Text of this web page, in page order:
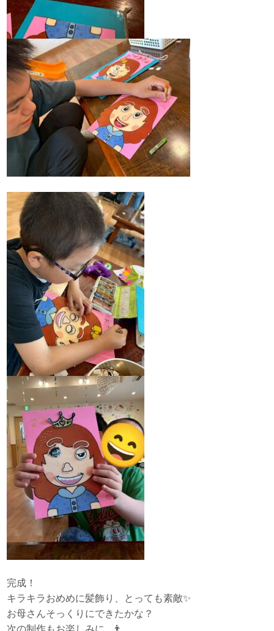
完成！
キラキラおめめに髪飾り、とっても素敵✨
お母さんそっくりにできたかな？
次の制作もお楽しみに…👨